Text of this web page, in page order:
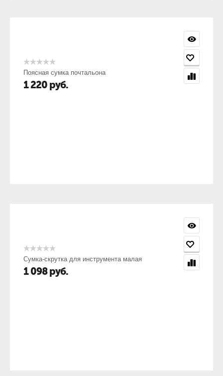
Поясная сумка почтальона
1 220 руб.
Сумка-скрутка для инструмента малая
1 098 руб.